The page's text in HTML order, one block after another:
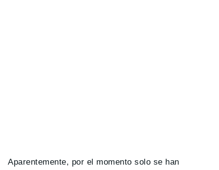
Aparentemente, por el momento solo se han